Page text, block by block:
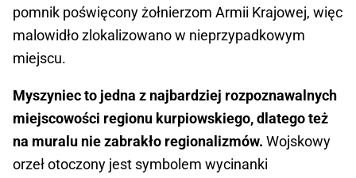
pomnik poświęcony żołnierzom Armii Krajowej, więc
malowidło zlokalizowano w nieprzypadkowym
miejscu.
Myszyniec to jedna z najbardziej rozpoznawalnych
miejscowości regionu kurpiowskiego, dlatego też
na muralu nie zabrakło regionalizmów. Wojskowy
orzeł otoczony jest symbolem wycinanki